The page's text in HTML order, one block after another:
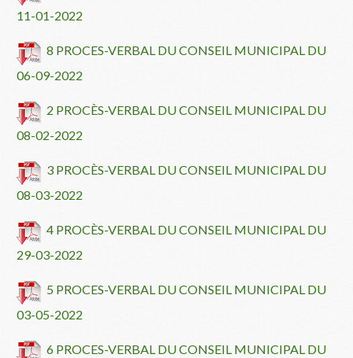
11-01-2022
8 PROCES-VERBAL DU CONSEIL MUNICIPAL DU
06-09-2022
2 PROCÈS-VERBAL DU CONSEIL MUNICIPAL DU
08-02-2022
3 PROCÈS-VERBAL DU CONSEIL MUNICIPAL DU
08-03-2022
4 PROCÈS-VERBAL DU CONSEIL MUNICIPAL DU
29-03-2022
5 PROCES-VERBAL DU CONSEIL MUNICIPAL DU
03-05-2022
6 PROCES-VERBAL DU CONSEIL MUNICIPAL DU